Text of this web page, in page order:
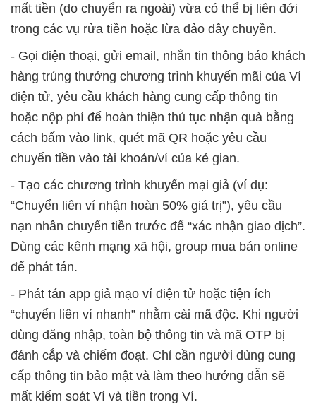
mất tiền (do chuyển ra ngoài) vừa có thể bị liên đới
trong các vụ rửa tiền hoặc lừa đảo dây chuyền.
- Gọi điện thoại, gửi email, nhắn tin thông báo khách
hàng trúng thưởng chương trình khuyến mãi của Ví
điện tử, yêu cầu khách hàng cung cấp thông tin
hoặc nộp phí để hoàn thiện thủ tục nhận quà bằng
cách bấm vào link, quét mã QR hoặc yêu cầu
chuyển tiền vào tài khoản/ví của kẻ gian.
- Tạo các chương trình khuyến mại giả (ví dụ:
“Chuyển liên ví nhận hoàn 50% giá trị”), yêu cầu
nạn nhân chuyển tiền trước để “xác nhận giao dịch”.
Dùng các kênh mạng xã hội, group mua bán online
để phát tán.
- Phát tán app giả mạo ví điện tử hoặc tiện ích
“chuyển liên ví nhanh” nhằm cài mã độc. Khi người
dùng đăng nhập, toàn bộ thông tin và mã OTP bị
đánh cắp và chiếm đoạt. Chỉ cần người dùng cung
cấp thông tin bảo mật và làm theo hướng dẫn sẽ
mất kiểm soát Ví và tiền trong Ví.